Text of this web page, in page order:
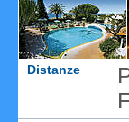
Distanze